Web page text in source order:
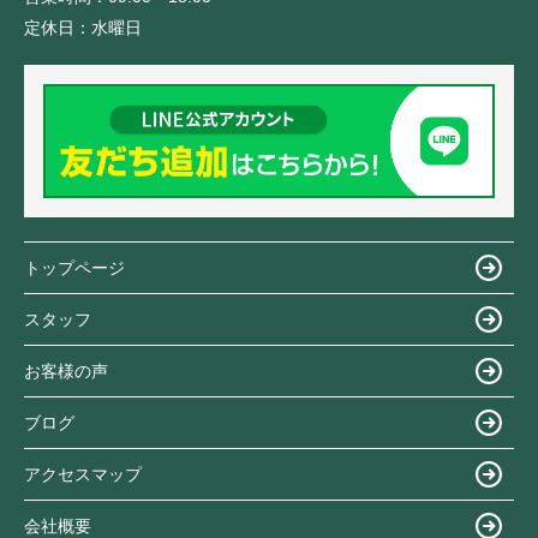
定休日： 水曜日
トップページ
スタッフ
お客様の声
ブログ
アクセスマップ
会社概要